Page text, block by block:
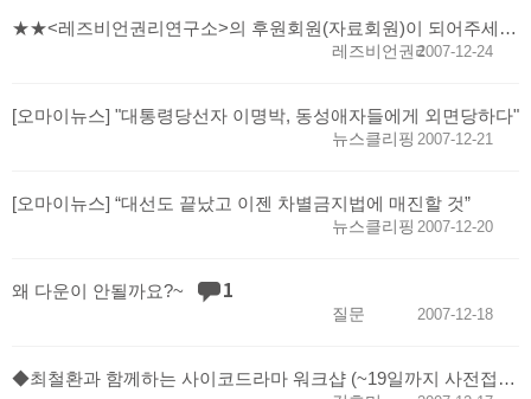
★★<레즈비언권리연구소>의 후원회원(자료회원)이 되어주세요~♡★★
레즈비언권리연구소
2007-12-24
[오마이뉴스] "대통령당선자 이명박, 동성애자들에게 외면당하다"
뉴스클리핑 2007-12-21
[오마이뉴스] “대선도 끝났고 이젠 차별금지법에 매진할 것”
뉴스클리핑 2007-12-20
왜 다운이 안될까요?~ 1
질문 2007-12-18
◆최철환과 함께하는 사이코드라마 워크샵 (~19일까지 사전접수)